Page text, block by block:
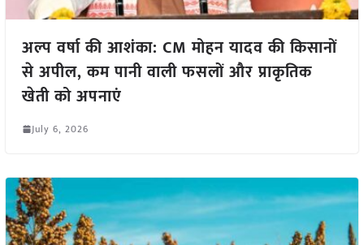
अल्प वर्षा की आशंका: CM मोहन यादव की किसानों
से अपील, कम पानी वाली फसलों और प्राकृतिक
खेती को अपनाएं
July 6, 2026